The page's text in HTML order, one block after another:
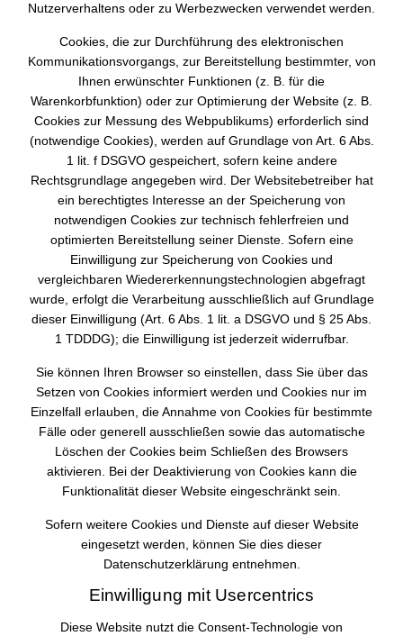
Nutzerverhaltens oder zu Werbezwecken verwendet werden.
Cookies, die zur Durchführung des elektronischen
Kommunikationsvorgangs, zur Bereitstellung bestimmter, von
Ihnen erwünschter Funktionen (z. B. für die
Warenkorbfunktion) oder zur Optimierung der Website (z. B.
Cookies zur Messung des Webpublikums) erforderlich sind
(notwendige Cookies), werden auf Grundlage von Art. 6 Abs.
1 lit. f DSGVO gespeichert, sofern keine andere
Rechtsgrundlage angegeben wird. Der Websitebetreiber hat
ein berechtigtes Interesse an der Speicherung von
notwendigen Cookies zur technisch fehlerfreien und
optimierten Bereitstellung seiner Dienste. Sofern eine
Einwilligung zur Speicherung von Cookies und
vergleichbaren Wiedererkennungstechnologien abgefragt
wurde, erfolgt die Verarbeitung ausschließlich auf Grundlage
dieser Einwilligung (Art. 6 Abs. 1 lit. a DSGVO und § 25 Abs.
1 TDDDG); die Einwilligung ist jederzeit widerrufbar.
Sie können Ihren Browser so einstellen, dass Sie über das
Setzen von Cookies informiert werden und Cookies nur im
Einzelfall erlauben, die Annahme von Cookies für bestimmte
Fälle oder generell ausschließen sowie das automatische
Löschen der Cookies beim Schließen des Browsers
aktivieren. Bei der Deaktivierung von Cookies kann die
Funktionalität dieser Website eingeschränkt sein.
Sofern weitere Cookies und Dienste auf dieser Website
eingesetzt werden, können Sie dies dieser
Datenschutzerklärung entnehmen.
Einwilligung mit Usercentrics
Diese Website nutzt die Consent-Technologie von